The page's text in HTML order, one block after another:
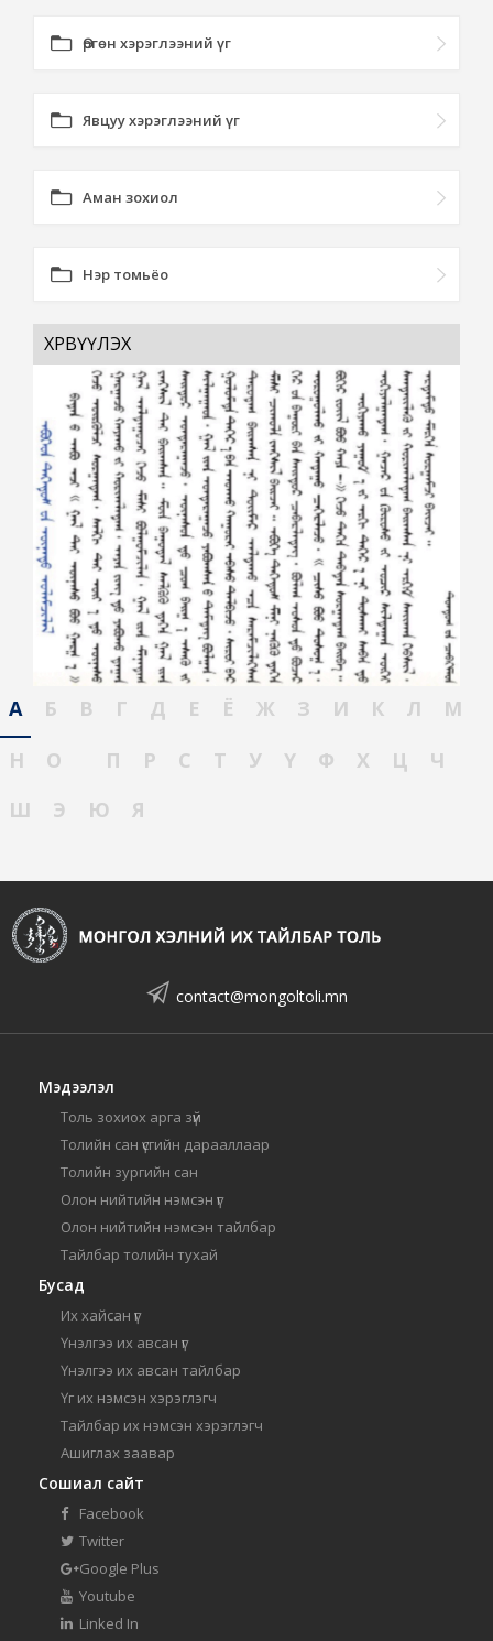
Өргөн хэрэглээний үг
Явцуу хэрэглээний үг
Аман зохиол
Нэр томьёо
ХӨРВҮҮЛЭХ
А Б В Г Д Е Ё Ж З И К Л
М
Н
О П Р С Т У Ү Ф Х Ц
Ч
Ш
Э Ю Я
contact@mongoltoli.mn
Мэдээлэл
Толь зохиох арга зүй
Толийн сан үсгийн дарааллаар
Толийн зургийн сан
Олон нийтийн нэмсэн үг
Олон нийтийн нэмсэн тайлбар
Тайлбар толийн тухай
Бусад
Их хайсан үг
Үнэлгээ их авсан үг
Үнэлгээ их авсан тайлбар
Үг их нэмсэн хэрэглэгч
Тайлбар их нэмсэн хэрэглэгч
Ашиглах заавар
Сошиал сайт
Facebook
Twitter
Google Plus
Youtube
Linked In